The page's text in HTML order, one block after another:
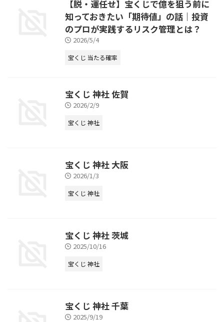
【脱・運任せ】宝くじで億を狙う前に
知っておきたい「期待値」の話｜投資
のプロが実践するリスク管理とは？
2026/5/4
宝くじ 当たる確率
宝くじ 神社 佐賀
2026/2/9
宝くじ 神社
宝くじ 神社 大阪
2026/1/3
宝くじ 神社
宝くじ 神社 茨城
2025/10/16
宝くじ 神社
宝くじ 神社 千葉
2025/9/19